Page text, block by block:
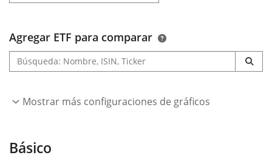
Agregar ETF para comparar
Mostrar más configuraciones de gráficos
Básico